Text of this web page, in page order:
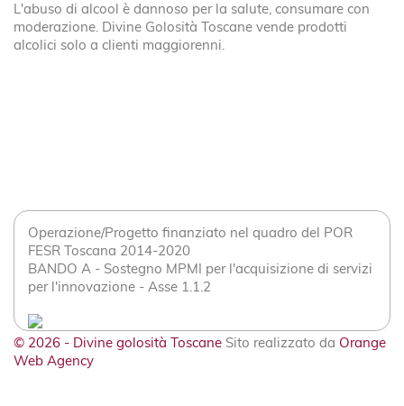
L'abuso di alcool è dannoso per la salute, consumare con
moderazione. Divine Golosità Toscane vende prodotti
alcolici solo a clienti maggiorenni.
Operazione/Progetto finanziato nel quadro del POR
FESR Toscana 2014-2020
BANDO A - Sostegno MPMI per l'acquisizione di servizi
per l'innovazione - Asse 1.1.2
© 2026 - Divine golosità Toscane Sito realizzato da Orange
Web Agency